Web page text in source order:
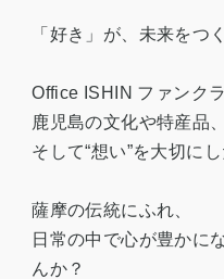
「好き」が、未来をつ
Office ISHIN ファンクラ
鹿児島の文化や特産品、
そして“想い”を大切に
薩摩の伝統にふれ、
日常の中で心が豊かに
んか？